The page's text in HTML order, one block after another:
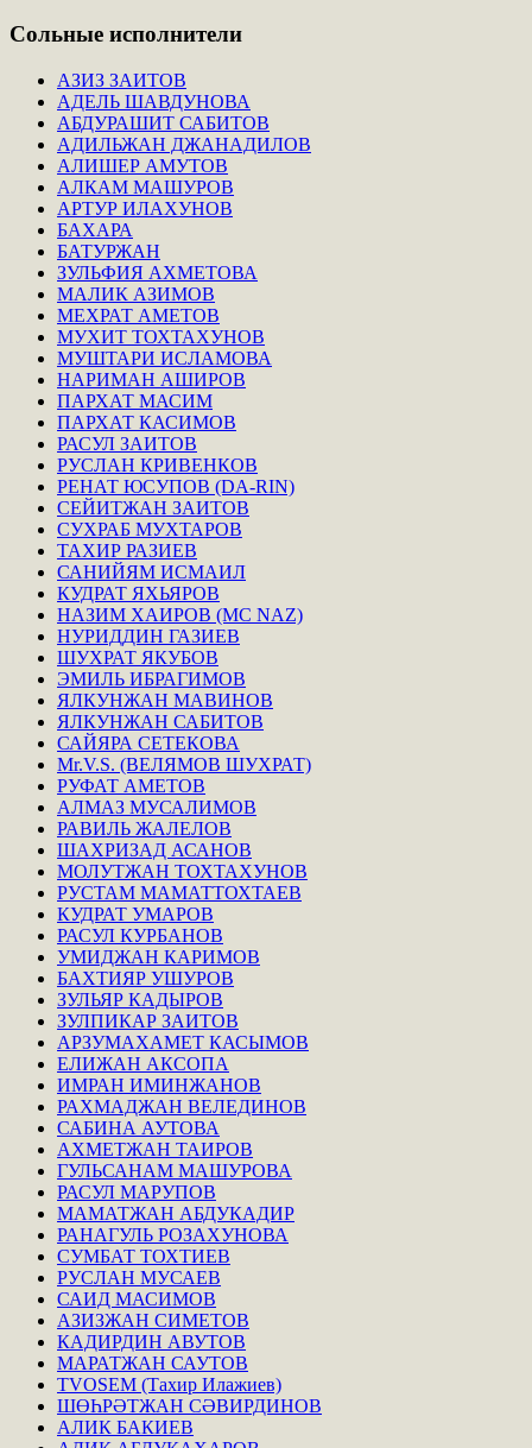
Сольные исполнители
АЗИЗ ЗАИТОВ
АДЕЛЬ ШАВДУНОВА
АБДУРАШИТ САБИТОВ
АДИЛЬЖАН ДЖАНАДИЛОВ
АЛИШЕР АМУТОВ
АЛКАМ МАШУРОВ
АРТУР ИЛАХУНОВ
БАХАРА
БАТУРЖАН
ЗУЛЬФИЯ АХМЕТОВА
МАЛИК АЗИМОВ
МЕХРАТ АМЕТОВ
МУХИТ ТОХТАХУНОВ
МУШТАРИ ИСЛАМОВА
НАРИМАН АШИРОВ
ПАРХАТ МАСИМ
ПАРХАТ КАСИМОВ
РАСУЛ ЗАИТОВ
РУСЛАН КРИВЕНКОВ
РЕНАТ ЮСУПОВ (DA-RIN)
СЕЙИТЖАН ЗАИТОВ
СУХРАБ МУХТАРОВ
ТАХИР РАЗИЕВ
САНИЙЯМ ИСМАИЛ
КУДРАТ ЯХЬЯРОВ
НАЗИМ ХАИРОВ (MC NAZ)
НУРИДДИН ГАЗИЕВ
ШУХРАТ ЯКУБОВ
ЭМИЛЬ ИБРАГИМОВ
ЯЛКУНЖАН МАВИНОВ
ЯЛКУНЖАН САБИТОВ
САЙЯРА СЕТЕКОВА
Mr.V.S. (ВЕЛЯМОВ ШУХРАТ)
РУФАТ АМЕТОВ
АЛМАЗ МУСАЛИМОВ
РАВИЛЬ ЖАЛЕЛОВ
ШАХРИЗАД АСАНОВ
МОЛУТЖАН ТОХТАХУНОВ
РУСТАМ МАМАТТОХТАЕВ
КУДРАТ УМАРОВ
РАСУЛ КУРБАНОВ
УМИДЖАН КАРИМОВ
БАХТИЯР УШУРОВ
ЗУЛЬЯР КАДЫРОВ
ЗУЛПИКАР ЗАИТОВ
АРЗУМАХАМЕТ КАСЫМОВ
ЕЛИЖАН АКСОПА
ИМРАН ИМИНЖАНОВ
РАХМАДЖАН ВЕЛЕДИНОВ
САБИНА АУТОВА
АХМЕТЖАН ТАИРОВ
ГУЛЬСАНАМ МАШУРОВА
РАСУЛ МАРУПОВ
МАМАТЖАН АБДУКАДИР
РАНАГУЛЬ РОЗАХУНОВА
СУМБАТ ТОХТИЕВ
РУСЛАН МУСАЕВ
САИД МАСИМОВ
АЗИЗЖАН СИМЕТОВ
КАДИРДИН АВУТОВ
МАРАТЖАН САУТОВ
TVOSEM (Тахир Илажиев)
ШӨҺРӘТЖАН СӘВИРДИНОВ
АЛИК БАКИЕВ